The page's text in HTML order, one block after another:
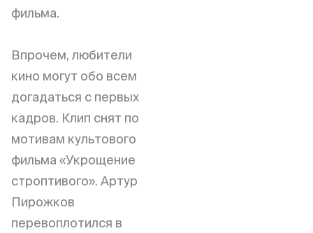
фильма.
Впрочем, любители
кино могут обо всем
догадаться с первых
кадров. Клип снят по
мотивам культового
фильма «Укрощение
строптивого». Артур
Пирожков
перевоплотился в